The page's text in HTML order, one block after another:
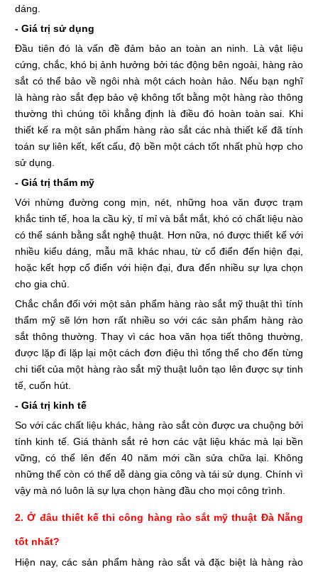
dáng.
- Giá trị sử dụng
Đầu tiên đó là vấn đề đảm bảo an toàn an ninh. Là vật liệu
cứng, chắc, khó bị ảnh hưởng bởi tác động bên ngoài, hàng rào
sắt có thể bảo về ngôi nhà một cách hoàn hảo. Nếu bạn nghĩ
là hàng rào sắt đẹp bảo vệ không tốt bằng một hàng rào thông
thường thì chúng tôi khẳng định là điều đó hoàn toàn sai. Khi
thiết kế ra một sản phẩm hàng rào sắt các nhà thiết kế đã tính
toán sự liên kết, kết cấu, độ bền một cách tốt nhất phù hợp cho
sử dụng.
- Giá trị thẩm mỹ
Với nhừng đường cong mịn, nét, những hoa văn được trạm
khắc tinh tế, hoa la cầu kỳ, tỉ mỉ và bắt mắt, khó có chất liệu nào
có thể sánh bằng sắt nghệ thuật. Hơn nữa, nó được thiết kế với
nhiều kiểu dáng, mẫu mã khác nhau, từ cổ điển đến hiện đại,
hoặc kết hợp cổ điển với hiện đại, đưa đến nhiều sự lựa chọn
cho gia chủ.
Chắc chắn đối với một sản phẩm hàng rào sắt mỹ thuật thì tính
thẩm mỹ sẽ lớn hơn rất nhiều so với các sản phẩm hàng rào
sắt thông thường. Thay vì các hoa văn họa tiết thông thường,
được lặp đi lặp lại một cách đơn điệu thì tổng thể cho đến từng
chi tiết của một hàng rào sắt mỹ thuật luôn tạo lên được sự tinh
tế, cuốn hút.
- Giá trị kinh tế
So với các chất liệu khác, hàng rào sắt còn được ưa chuộng bởi
tính kinh tế. Giá thành sắt rẻ hơn các vật liệu khác mà lại bền
vững, có thể lên đến 40 năm mới cần sửa chữa lại. Không
những thế còn có thể dễ dàng gia công và tái sử dụng. Chính vì
vậy mà nó luôn là sự lựa chọn hàng đầu cho mọi công trình.
2. Ở đâu thiết kế thi công hàng rào sắt mỹ thuật Đà Nẵng
tốt nhất?
Hiện nay, các sản phẩm hàng rào sắt và đặc biệt là hàng rào